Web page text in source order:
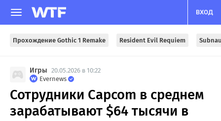
ВХОД
Прохождение Gothic 1 Remake Resident Evil Requiem
Игры 20.05.2026 в 10:22
Evernews
Сотрудники Capcom в среднем
зарабатывают $64 тысячи в